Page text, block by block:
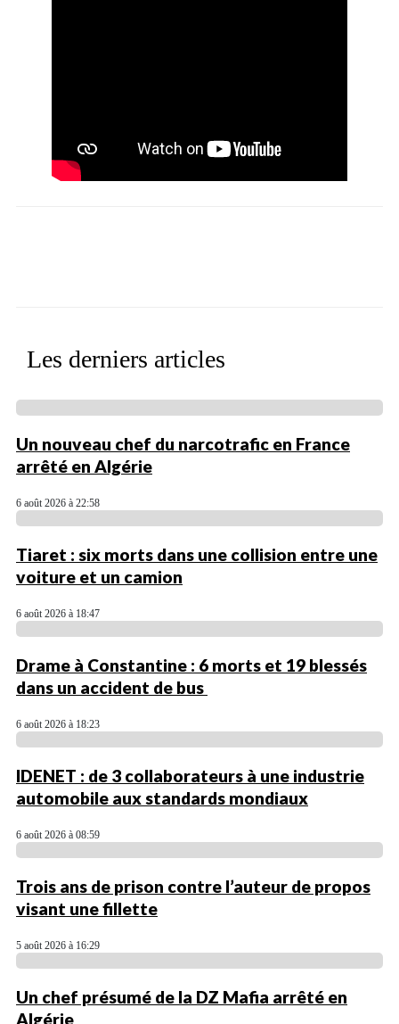
Les derniers articles
Un nouveau chef du narcotrafic en France
arrêté en Algérie
6 août 2026 à 22:58
Tiaret : six morts dans une collision entre une
voiture et un camion
6 août 2026 à 18:47
Drame à Constantine : 6 morts et 19 blessés
dans un accident de bus
6 août 2026 à 18:23
IDENET : de 3 collaborateurs à une industrie
automobile aux standards mondiaux
6 août 2026 à 08:59
Trois ans de prison contre l’auteur de propos
visant une fillette
5 août 2026 à 16:29
Un chef présumé de la DZ Mafia arrêté en
Algérie